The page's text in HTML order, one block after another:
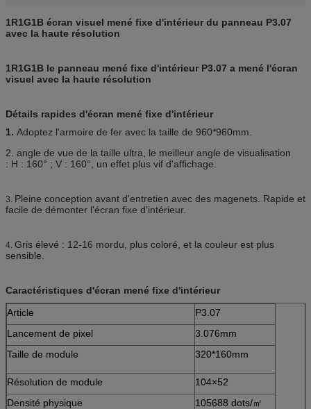
1R1G1B écran visuel mené fixe d'intérieur du panneau P3.07
avec la haute résolution
1R1G1B le panneau mené fixe d'intérieur P3.07 a mené l'écran
visuel avec la haute résolution
Détails rapides d'écran mené fixe d'intérieur
1. Adoptez l'armoire de fer avec la taille de 960*960mm.
2. angle de vue de la taille ultra, le meilleur angle de visualisation
: H : 160° ; V : 160°, un effet plus vif d'affichage.
3. Pleine conception avant d'entretien avec des magenets. Rapide et
facile de démonter l'écran fixe d'intérieur.
4. Gris élevé : 12-16 mordu, plus coloré, et la couleur est plus
sensible.
Caractéristiques d'écran mené fixe d'intérieur
Article
P3.07
Lancement de pixel
3.076mm
Taille de module
320*160mm
Résolution de module
104×52
Densité physique
105688 dots/㎡